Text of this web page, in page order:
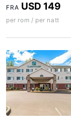
FRA USD 149
per rom / per natt